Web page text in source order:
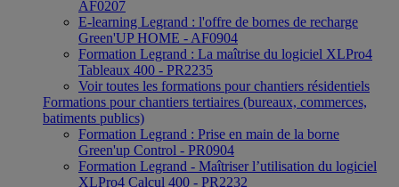
AF0207
E-learning Legrand : l'offre de bornes de recharge
Green'UP HOME - AF0904
Formation Legrand : La maîtrise du logiciel XLPro4
Tableaux 400 - PR2235
Voir toutes les formations pour chantiers résidentiels
Formations pour chantiers tertiaires (bureaux, commerces,
batiments publics)
Formation Legrand : Prise en main de la borne
Green'up Control - PR0904
Formation Legrand - Maîtriser l’utilisation du logiciel
XLPro4 Calcul 400 - PR2232